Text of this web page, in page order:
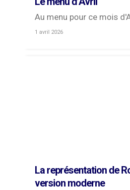
Au menu pour ce mois
1 avril 2026
La représentation de
version moderne